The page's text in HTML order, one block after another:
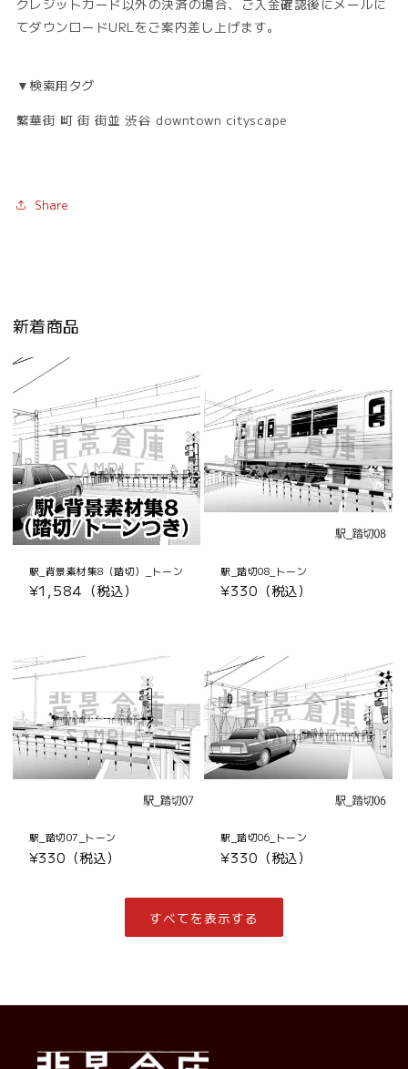
クレジットカード以外の決済の場合、ご入金確認後にメールに
てダウンロードURLをご案内差し上げます。
▼検索用タグ
繁華街 町 街 街並 渋谷 downtown cityscape
Share
新着商品
駅_背景素材集8（踏切）_トーン
通
¥1,584（税込）
駅_踏切08_トーン
通
¥330（税込）
駅_踏切07_トーン
通
¥330（税込）
駅_踏切06_トーン
通
価
格
¥330（税込）
すべてを表示する